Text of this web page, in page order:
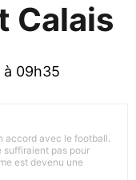
Calais
à 09h35
accord avec le football.
suffiraient pas pour
est devenu une